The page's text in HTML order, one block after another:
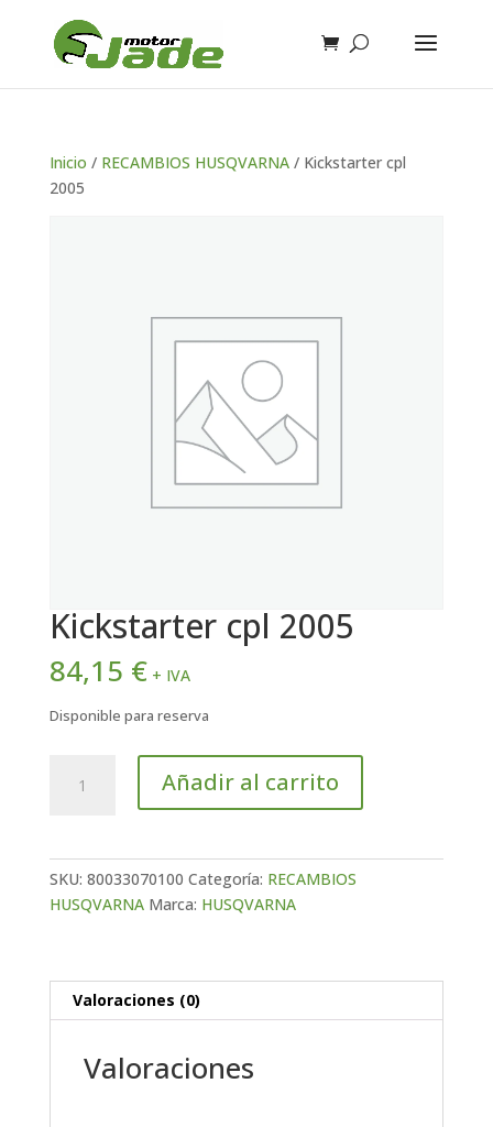
Inicio / RECAMBIOS HUSQVARNA/ Kickstarter cpl
2005
Kickstarter cpl 2005
84,15 € + IVA
Disponible para reserva
Añadir al carrito
SKU: 80033070100 Categoría: RECAMBIOS
HUSQVARNA Marca: HUSQVARNA
Valoraciones (0)
Valoraciones